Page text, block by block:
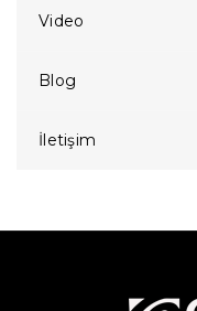
Video
Blog
İletişim